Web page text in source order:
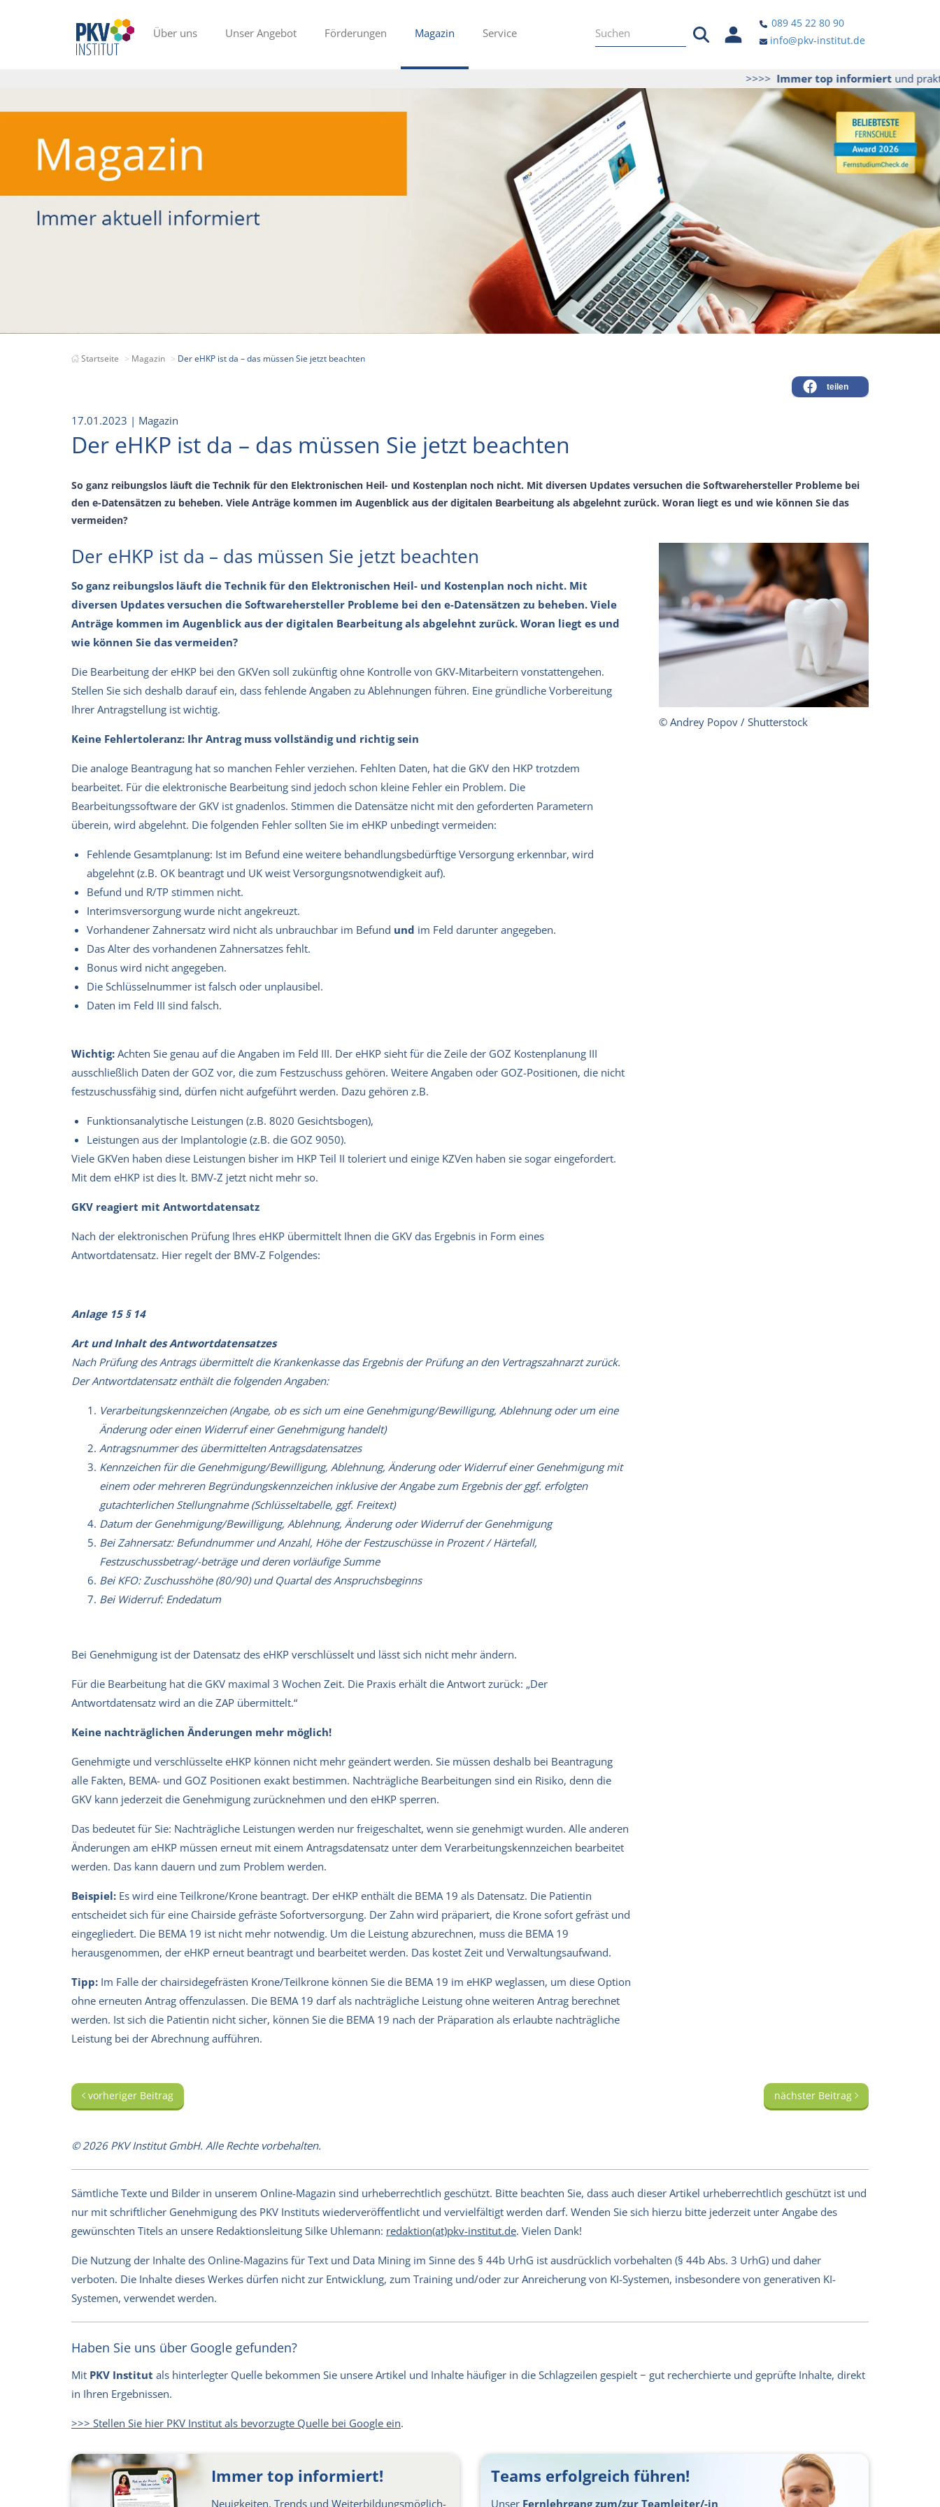
Über uns Unser Angebot Förderungen Magazin Service
089 45 22 80 90
info@pkv-institut.de
Immer top informiertund praktische
Startseite Magazin Der eHKP ist da – das müssen Sie jetzt beachten
teilen
17.01.2023 | Magazin
Der eHKP ist da – das müssen Sie jetzt beachten
So ganz reibungslos läuft die Technik für den Elektronischen Heil- und Kostenplan noch nicht. Mit diversen Updates versuchen die Softwarehersteller Probleme bei
den e-Datensätzen zu beheben. Viele Anträge kommen im Augenblick aus der digitalen Bearbeitung als abgelehnt zurück. Woran liegt es und wie können Sie das
vermeiden?
© Andrey Popov / Shutterstock
Der eHKP ist da – das müssen Sie jetzt beachten
So ganz reibungslos läuft die Technik für den Elektronischen Heil- und Kostenplan noch nicht. Mit
diversen Updates versuchen die Softwarehersteller Probleme bei den e-Datensätzen zu beheben. Viele
Anträge kommen im Augenblick aus der digitalen Bearbeitung als abgelehnt zurück. Woran liegt es und
wie können Sie das vermeiden?
Die Bearbeitung der eHKP bei den GKVen soll zukünftig ohne Kontrolle von GKV-Mitarbeitern vonstattengehen.
Stellen Sie sich deshalb darauf ein, dass fehlende Angaben zu Ablehnungen führen. Eine gründliche Vorbereitung
Ihrer Antragstellung ist wichtig.
Keine Fehlertoleranz: Ihr Antrag muss vollständig und richtig sein
Die analoge Beantragung hat so manchen Fehler verziehen. Fehlten Daten, hat die GKV den HKP trotzdem
bearbeitet. Für die elektronische Bearbeitung sind jedoch schon kleine Fehler ein Problem. Die
Bearbeitungssoftware der GKV ist gnadenlos. Stimmen die Datensätze nicht mit den geforderten Parametern
überein, wird abgelehnt. Die folgenden Fehler sollten Sie im eHKP unbedingt vermeiden:
Fehlende Gesamtplanung: Ist im Befund eine weitere behandlungsbedürftige Versorgung erkennbar, wird
abgelehnt (z.B. OK beantragt und UK weist Versorgungsnotwendigkeit auf).
Befund und R/TP stimmen nicht.
Interimsversorgung wurde nicht angekreuzt.
Vorhandener Zahnersatz wird nicht als unbrauchbar im Befund und im Feld darunter angegeben.
Das Alter des vorhandenen Zahnersatzes fehlt.
Bonus wird nicht angegeben.
Die Schlüsselnummer ist falsch oder unplausibel.
Daten im Feld III sind falsch.
Wichtig: Achten Sie genau auf die Angaben im Feld III. Der eHKP sieht für die Zeile der GOZ Kostenplanung III
ausschließlich Daten der GOZ vor, die zum Festzuschuss gehören. Weitere Angaben oder GOZ-Positionen, die nicht
festzuschussfähig sind, dürfen nicht aufgeführt werden. Dazu gehören z.B.
Funktionsanalytische Leistungen (z.B. 8020 Gesichtsbogen),
Leistungen aus der Implantologie (z.B. die GOZ 9050).
Viele GKVen haben diese Leistungen bisher im HKP Teil II toleriert und einige KZVen haben sie sogar eingefordert.
Mit dem eHKP ist dies lt. BMV-Z jetzt nicht mehr so.
GKV reagiert mit Antwortdatensatz
Nach der elektronischen Prüfung Ihres eHKP übermittelt Ihnen die GKV das Ergebnis in Form eines
Antwortdatensatz. Hier regelt der BMV-Z Folgendes:
Anlage 15 § 14
Art und Inhalt des Antwortdatensatzes
Nach Prüfung des Antrags übermittelt die Krankenkasse das Ergebnis der Prüfung an den Vertragszahnarzt zurück.
Der Antwortdatensatz enthält die folgenden Angaben:
Verarbeitungskennzeichen (Angabe, ob es sich um eine Genehmigung/Bewilligung, Ablehnung oder um eine
Änderung oder einen Widerruf einer Genehmigung handelt)
Antragsnummer des übermittelten Antragsdatensatzes
Kennzeichen für die Genehmigung/Bewilligung, Ablehnung, Änderung oder Widerruf einer Genehmigung mit
einem oder mehreren Begründungskennzeichen inklusive der Angabe zum Ergebnis der ggf. erfolgten
gutachterlichen Stellungnahme (Schlüsseltabelle, ggf. Freitext)
Datum der Genehmigung/Bewilligung, Ablehnung, Änderung oder Widerruf der Genehmigung
Bei Zahnersatz: Befundnummer und Anzahl, Höhe der Festzuschüsse in Prozent / Härtefall,
Festzuschussbetrag/-beträge und deren vorläufige Summe
Bei KFO: Zuschusshöhe (80/90) und Quartal des Anspruchsbeginns
Bei Widerruf: Endedatum
Bei Genehmigung ist der Datensatz des eHKP verschlüsselt und lässt sich nicht mehr ändern.
Für die Bearbeitung hat die GKV maximal 3 Wochen Zeit. Die Praxis erhält die Antwort zurück: „Der
Antwortdatensatz wird an die ZAP übermittelt.“
Keine nachträglichen Änderungen mehr möglich!
Genehmigte und verschlüsselte eHKP können nicht mehr geändert werden. Sie müssen deshalb bei Beantragung
alle Fakten, BEMA- und GOZ Positionen exakt bestimmen. Nachträgliche Bearbeitungen sind ein Risiko, denn die
GKV kann jederzeit die Genehmigung zurücknehmen und den eHKP sperren.
Das bedeutet für Sie: Nachträgliche Leistungen werden nur freigeschaltet, wenn sie genehmigt wurden. Alle anderen
Änderungen am eHKP müssen erneut mit einem Antragsdatensatz unter dem Verarbeitungskennzeichen bearbeitet
werden. Das kann dauern und zum Problem werden.
Beispiel: Es wird eine Teilkrone/Krone beantragt. Der eHKP enthält die BEMA 19 als Datensatz. Die Patientin
entscheidet sich für eine Chairside gefräste Sofortversorgung. Der Zahn wird präpariert, die Krone sofort gefräst und
eingegliedert. Die BEMA 19 ist nicht mehr notwendig. Um die Leistung abzurechnen, muss die BEMA 19
herausgenommen, der eHKP erneut beantragt und bearbeitet werden. Das kostet Zeit und Verwaltungsaufwand.
Tipp: Im Falle der chairsidegefrästen Krone/Teilkrone können Sie die BEMA 19 im eHKP weglassen, um diese Option
ohne erneuten Antrag offenzulassen. Die BEMA 19 darf als nachträgliche Leistung ohne weiteren Antrag berechnet
werden. Ist sich die Patientin nicht sicher, können Sie die BEMA 19 nach der Präparation als erlaubte nachträgliche
Leistung bei der Abrechnung aufführen.
vorheriger Beitrag nächster Beitrag
© 2026 PKV Institut GmbH. Alle Rechte vorbehalten.
Sämtliche Texte und Bilder in unserem Online-Magazin sind urheberrechtlich geschützt. Bitte beachten Sie, dass auch dieser Artikel urheberrechtlich geschützt ist und
nur mit schriftlicher Genehmigung des PKV Instituts wiederveröffentlicht und vervielfältigt werden darf. Wenden Sie sich hierzu bitte jederzeit unter Angabe des
gewünschten Titels an unsere Redaktionsleitung Silke Uhlemann: redaktion(at)pkv-institut.de. Vielen Dank!
Die Nutzung der Inhalte des Online-Magazins für Text und Data Mining im Sinne des § 44b UrhG ist ausdrücklich vorbehalten (§ 44b Abs. 3 UrhG) und daher
verboten. Die Inhalte dieses Werkes dürfen nicht zur Entwicklung, zum Training und/oder zur Anreicherung von KI-Systemen, insbesondere von generativen KI-
Systemen, verwendet werden.
Haben Sie uns über Google gefunden?
Mit PKV Institut als hinterlegter Quelle bekommen Sie unsere Artikel und Inhalte häufiger in die Schlagzeilen gespielt − gut recherchierte und geprüfte Inhalte, direkt
in Ihren Ergebnissen.
>>> Stellen Sie hier PKV Institut als bevorzugte Quelle bei Google ein.
Immer top informiert!
Neuigkeiten, Trends und Weiter­bil­dungs­möglich­
Teams erfolgreich führen!
Unser Fernlehrgang zum/zur Teamleiter/-in